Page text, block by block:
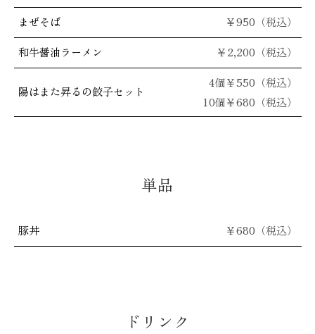
まぜそば ￥950（税込）
和牛醤油ラーメン ￥2,200（税込）
陽はまた昇るの餃子セット
4個￥550（税込）
10個￥680（税込）
単品
豚丼 ￥680（税込）
ドリンク